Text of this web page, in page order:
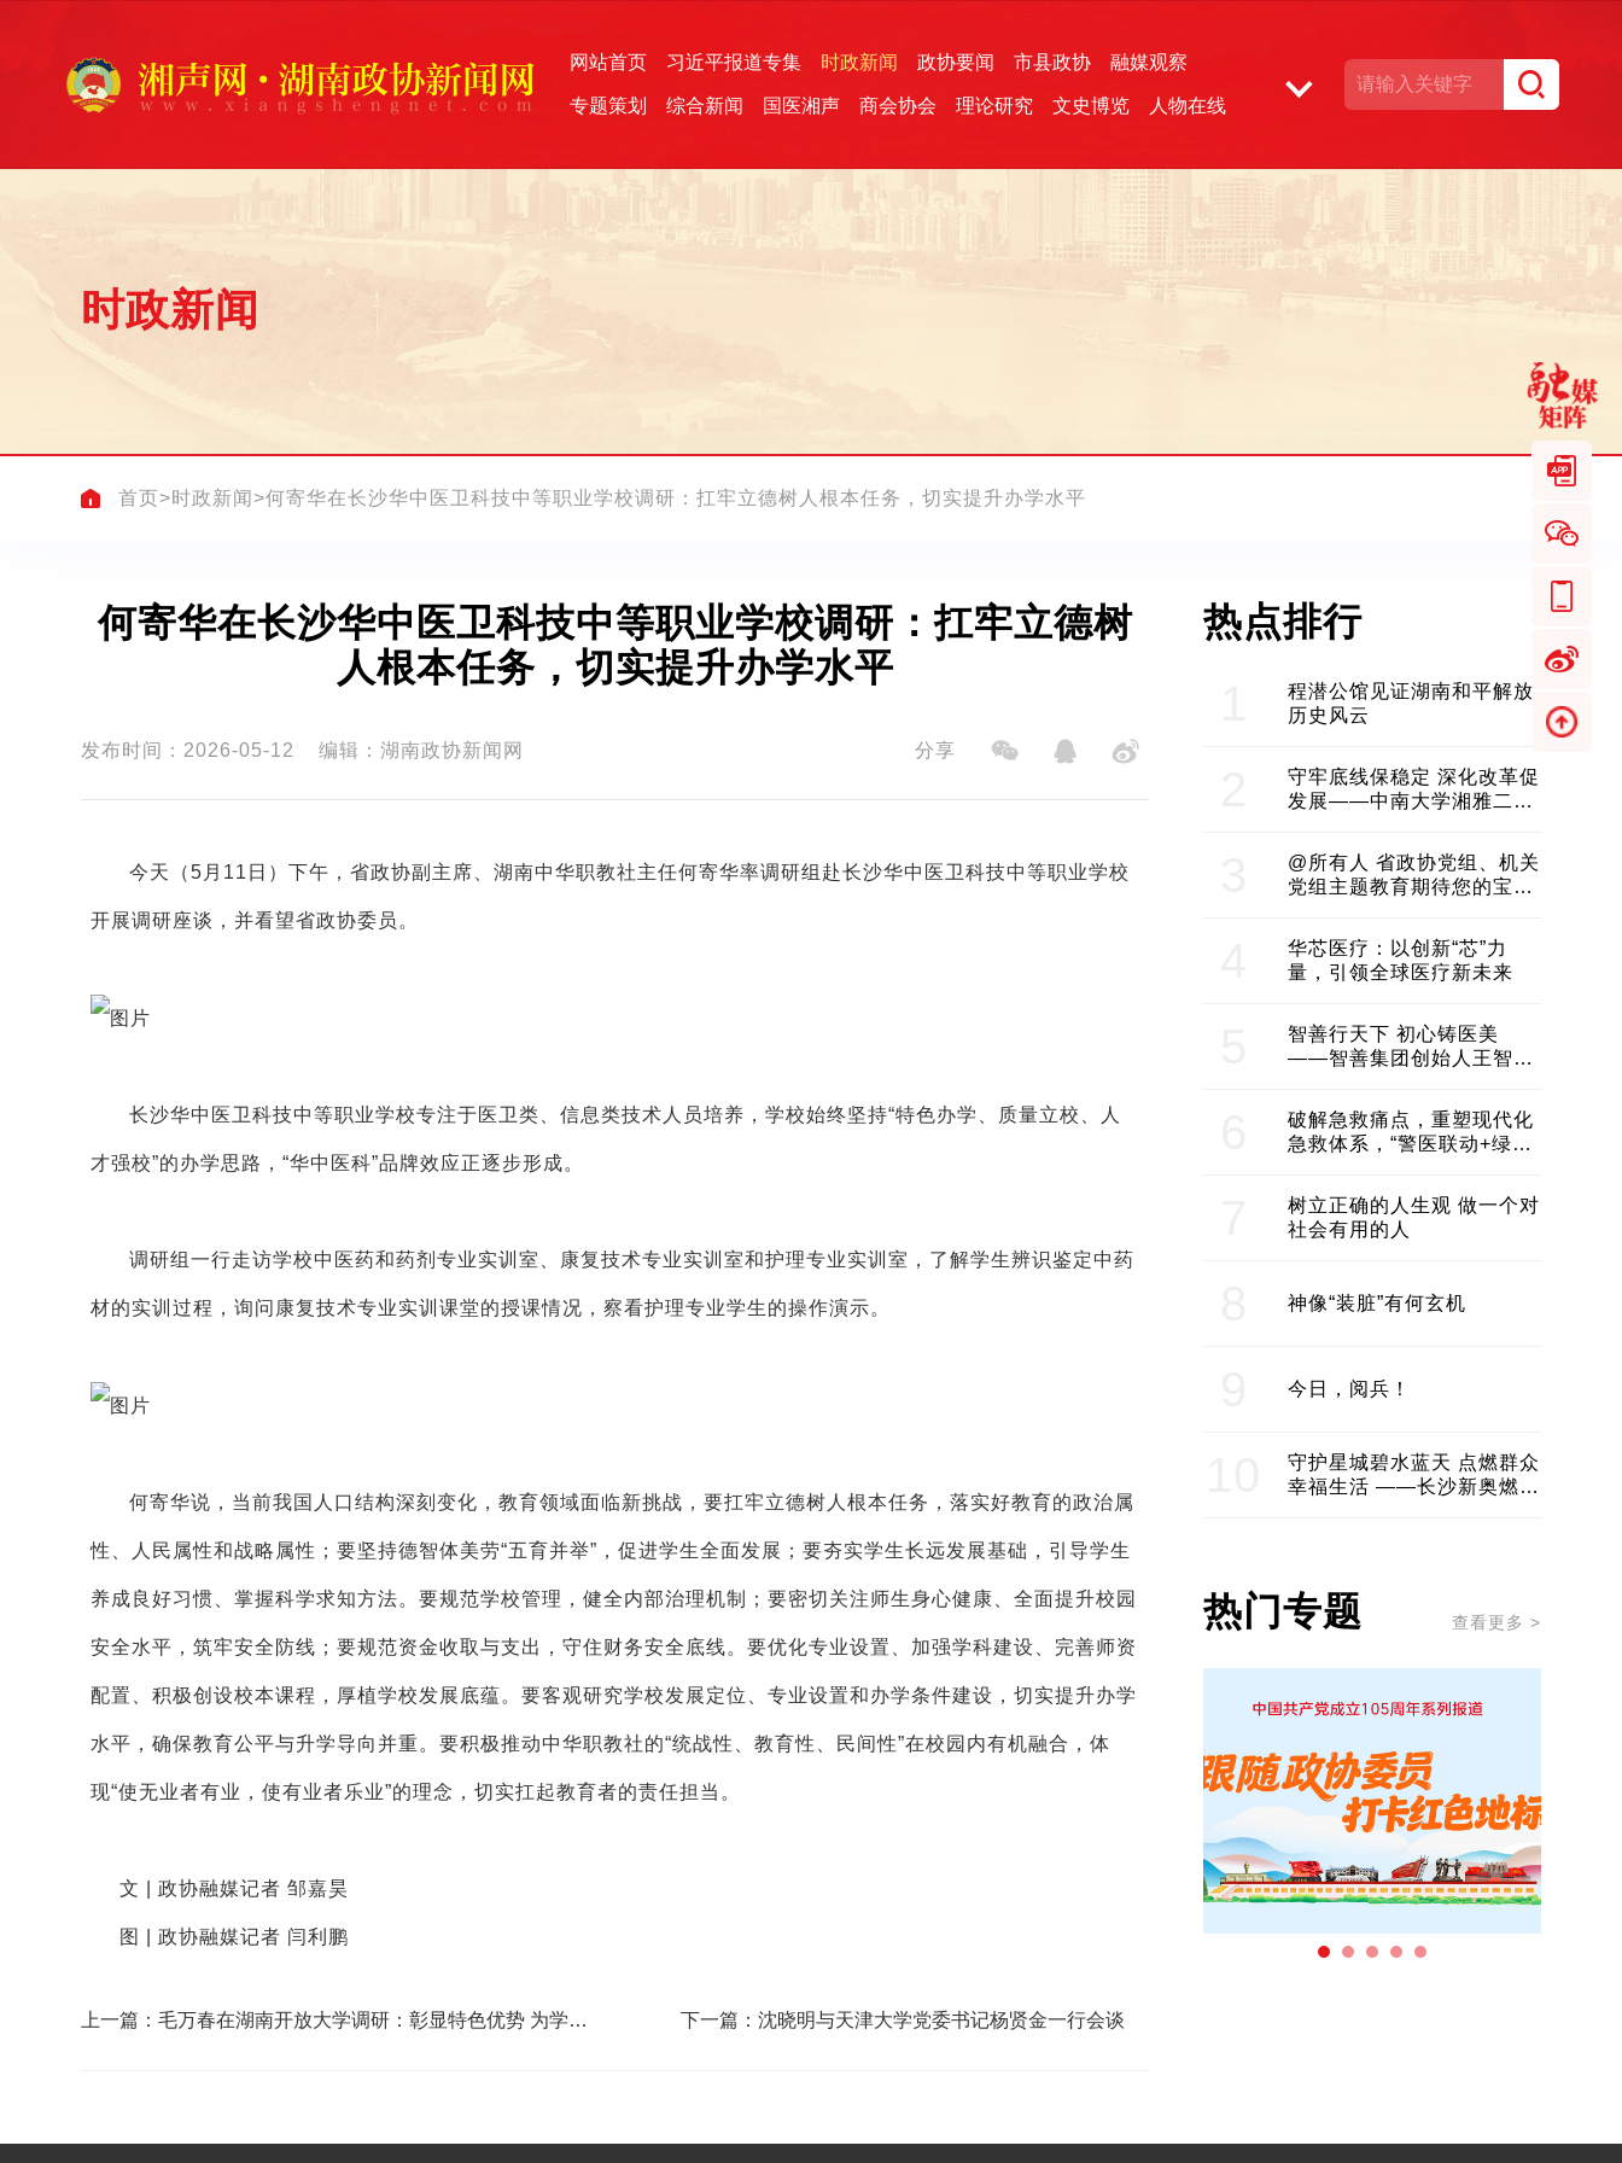
网站首页 习近平报道专集 时政新闻 政协要闻 市县政协 融媒观察
专题策划 综合新闻 国医湘声 商会协会 理论研究 文史博览 人物在线
时政新闻
首页>时政新闻 >何寄华在长沙华中医卫科技中等职业学校调研：扛牢立德树人根本任务，切实提升办学水平
何寄华在长沙华中医卫科技中等职业学校调研：扛牢立德树
人根本任务，切实提升办学水平
发布时间：2026-05-12 编辑：湖南政协新闻网 分享
今天（5月11日）下午，省政协副主席、湖南中华职教社主任何寄华率调研组赴长沙华中医卫科技中等职业学校
开展调研座谈，并看望省政协委员。
长沙华中医卫科技中等职业学校专注于医卫类、信息类技术人员培养，学校始终坚持“特色办学、质量立校、人
才强校”的办学思路，“华中医科”品牌效应正逐步形成。
调研组一行走访学校中医药和药剂专业实训室、康复技术专业实训室和护理专业实训室，了解学生辨识鉴定中药
材的实训过程，询问康复技术专业实训课堂的授课情况，察看护理专业学生的操作演示。
何寄华说，当前我国人口结构深刻变化，教育领域面临新挑战，要扛牢立德树人根本任务，落实好教育的政治属
性、人民属性和战略属性；要坚持德智体美劳“五育并举”，促进学生全面发展；要夯实学生长远发展基础，引导学生
养成良好习惯、掌握科学求知方法。要规范学校管理，健全内部治理机制；要密切关注师生身心健康、全面提升校园
安全水平，筑牢安全防线；要规范资金收取与支出，守住财务安全底线。要优化专业设置、加强学科建设、完善师资
配置、积极创设校本课程，厚植学校发展底蕴。要客观研究学校发展定位、专业设置和办学条件建设，切实提升办学
水平，确保教育公平与升学导向并重。要积极推动中华职教社的“统战性、教育性、民间性”在校园内有机融合，体
现“使无业者有业，使有业者乐业”的理念，切实扛起教育者的责任担当。
文 | 政协融媒记者 邹嘉昊
图 | 政协融媒记者 闫利鹏
上一篇：毛万春在湖南开放大学调研：彰显特色优势 为学习
下一篇：沈晓明与天津大学党委书记杨贤金一行会谈
热点排行
程潜公馆见证湖南和平解放
历史风云
守牢底线保稳定 深化改革促
发展——中南大学湘雅二医
@所有人 省政协党组、机关
党组主题教育期待您的宝贵
华芯医疗：以创新“芯”力
量，引领全球医疗新未来
智善行天下 初心铸医美
——智善集团创始人王智带
建医美产业良性生态圈
破解急救痛点，重塑现代化
急救体系，“警医联动+绿波
树立正确的人生观 做一个对
社会有用的人
神像“装脏”有何玄机
今日，阅兵！
守护星城碧水蓝天 点燃群众
幸福生活 ——长沙新奥燃气
热门专题 查看更多 >